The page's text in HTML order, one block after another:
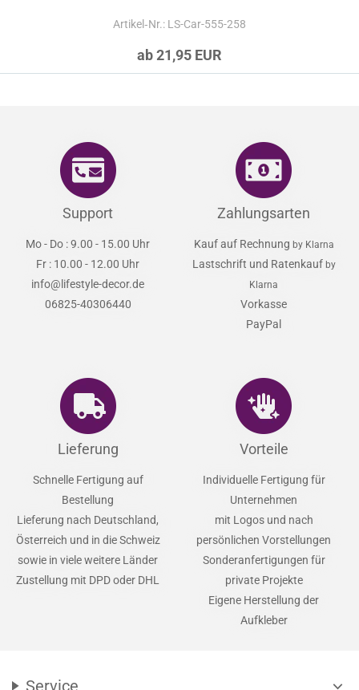
Artikel‑Nr.: LS-Car-555-258
ab 21,95 EUR
Support
Mo - Do : 9.00 - 15.00 Uhr
Fr : 10.00 - 12.00 Uhr
info@lifestyle-decor.de
06825-40306440
Zahlungsarten
Kauf auf Rechnung by Klarna
Lastschrift und Ratenkauf by
Klarna
Vorkasse
PayPal
Lieferung
Schnelle Fertigung auf
Bestellung
Lieferung nach Deutschland,
Österreich und in die Schweiz
sowie in viele weitere Länder
Zustellung mit DPD oder DHL
Vorteile
Individuelle Fertigung für
Unternehmen
mit Logos und nach
persönlichen Vorstellungen
Sonderanfertigungen für
private Projekte
Eigene Herstellung der
Aufkleber
Service